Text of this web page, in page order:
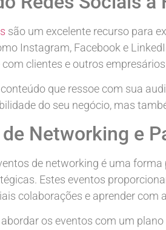
são um excelente recurso para
Instagram, Facebook e
clientes e outros
que ressoe com sua
do seu negócio, mas
Networking e
de networking é uma
Estes eventos
colaborações e aprender com
os eventos com um